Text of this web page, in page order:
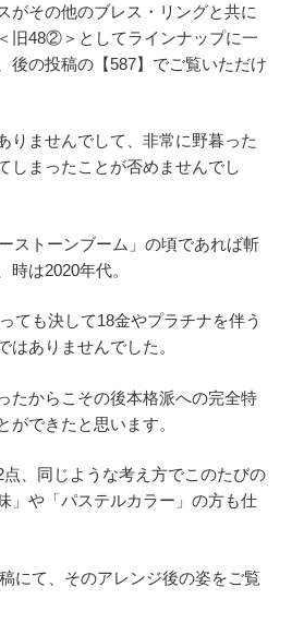
がその他のブレス・リングと共に
旧48②＞としてラインナップに一
後の投稿の【587】でご覧いただけ
りませんでして、非常に野暮った
しまったことが否めませんでし
ストーンブーム」の頃であれば斬
時は2020年代。
ても決して18金やプラチナを伴う
はありませんでした。
たからこその後本格派への完全特
ができたと思います。
、同じような考え方でこのたびの
」や「パステルカラー」の方も仕
にて、そのアレンジ後の姿をご覧